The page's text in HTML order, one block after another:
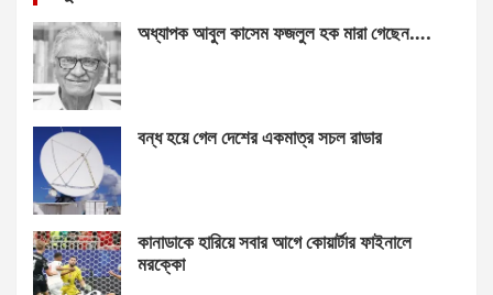
অধ্যাপক আবুল কাসেম ফজলুল হক মারা গেছেন….
বন্ধ হয়ে গেল দেশের একমাত্র সচল রাডার
কানাডাকে হারিয়ে সবার আগে কোয়ার্টার ফাইনালে
মরক্কো